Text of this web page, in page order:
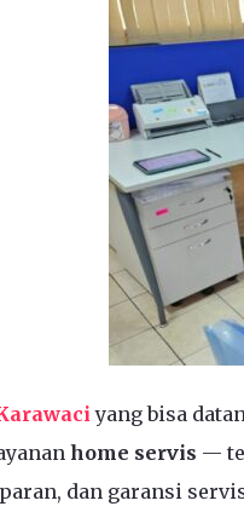
yang bisa
home servis —
dan garansi